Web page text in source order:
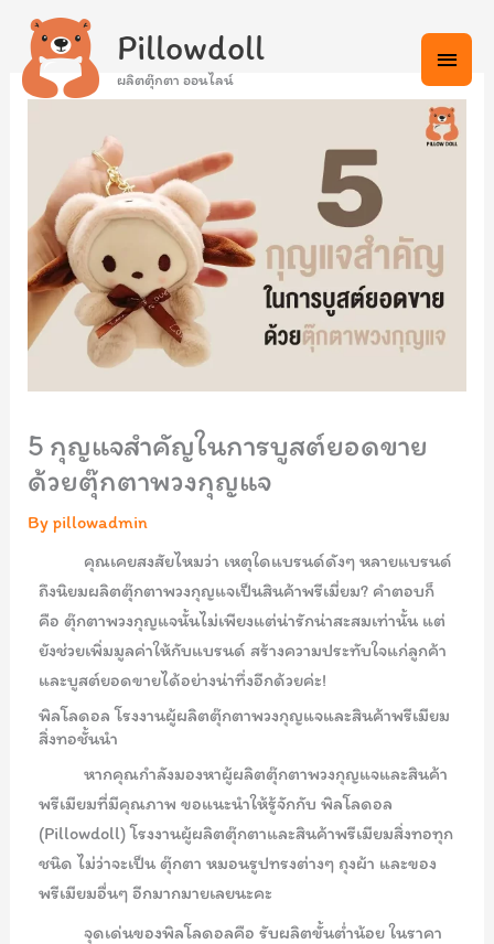
content
Pillowdoll
ผลิตตุ๊กตา ออนไลน์
Menu
5 กุญแจสำคัญในการบูสต์ยอดขาย
ด้วยตุ๊กตาพวงกุญแจ
Bypillowadmin
คุณเคยสงสัยไหมว่า เหตุใดแบรนด์ดังๆ หลายแบรนด์
ถึงนิยมผลิตตุ๊กตาพวงกุญแจเป็นสินค้าพรีเมี่ยม? คำตอบก็
คือ ตุ๊กตาพวงกุญแจนั้นไม่เพียงแต่น่ารักน่าสะสมเท่านั้น แต่
ยังช่วยเพิ่มมูลค่าให้กับแบรนด์ สร้างความประทับใจแก่ลูกค้า
และบูสต์ยอดขายได้อย่างน่าทึ่งอีกด้วยค่ะ!
พิลโลดอล โรงงานผู้ผลิตตุ๊กตาพวงกุญแจและสินค้าพรีเมียม
สิ่งทอชั้นนำ
หากคุณกำลังมองหาผู้ผลิตตุ๊กตาพวงกุญแจและสินค้า
พรีเมียมที่มีคุณภาพ ขอแนะนำให้รู้จักกับ พิลโลดอล
(Pillowdoll) โรงงานผู้ผลิตตุ๊กตาและสินค้าพรีเมียมสิ่งทอทุก
ชนิด ไม่ว่าจะเป็น ตุ๊กตา หมอนรูปทรงต่างๆ ถุงผ้า และของ
พรีเมียมอื่นๆ อีกมากมายเลยนะคะ
จุดเด่นของพิลโลดอลคือ รับผลิตขั้นต่ำน้อย ในราคา